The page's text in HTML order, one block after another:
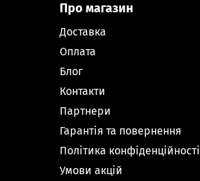
Про магазин
Доставка
Оплата
Блог
Контакти
Партнери
Гарантія та повернення
Політика конфіденційності
Умови акцій